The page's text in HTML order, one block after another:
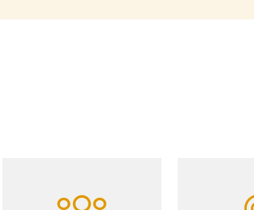
Explore the terraced salt pans of